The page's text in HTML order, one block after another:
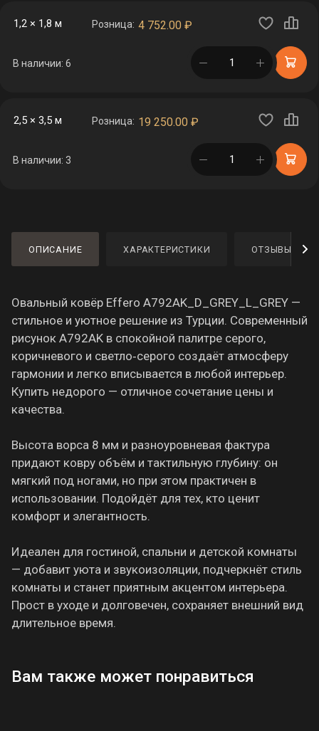
1,2 × 1,8 м Розница: 4 752.00 ₽
В наличии: 6 в корзине
2,5 × 3,5 м Розница: 19 250.00 ₽
В наличии: 3 в корзине
ОПИСАНИЕ ХАРАКТЕРИСТИКИ ОТЗЫВЫ
Овальный ковёр Effero A792AK_D_GREY_L_GREY —
стильное и уютное решение из Турции. Современный
рисунок A792AK в спокойной палитре серого,
коричневого и светло‑серого создаёт атмосферу
гармонии и легко вписывается в любой интерьер.
Купить недорого — отличное сочетание цены и
качества.
Высота ворса 8 мм и разноуровневая фактура
придают ковру объём и тактильную глубину: он
мягкий под ногами, но при этом практичен в
использовании. Подойдёт для тех, кто ценит
комфорт и элегантность.
Идеален для гостиной, спальни и детской комнаты
— добавит уюта и звукоизоляции, подчеркнёт стиль
комнаты и станет приятным акцентом интерьера.
Прост в уходе и долговечен, сохраняет внешний вид
длительное время.
Вам также может понравиться